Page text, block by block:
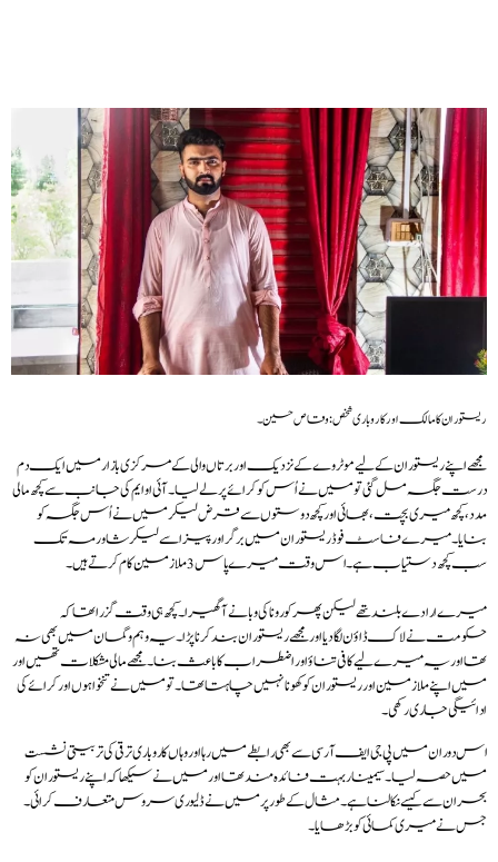
ریستوران کا مالک اور کاروباری شخص: وقاص حسین۔
مجھے اپنے ریستوران کے لیے موٹروے کے نزدیک اور برتاں والی کے مرکزی بازار میں ایک دم
درست جگہ مل گئی تو میں نے اُس کو کرائے پر لے لیا۔ آئی او ایم کی جانب سے کچھ مالی
مدد، کچھ میری بچت، بھائی اور کچھ دوستوں سے قرض لیکر میں نے اُس جگہ کو
بنایا۔ میرے فاسٹ فوڈ ریستوران میں برگر اور پیزا سے لیکر شاورمہ تک
سب کچھ دستیاب ہے۔ اس وقت میرے پاس 3 ملازمین کام کرتے ہیں۔
میرے ارادے بلند تھے لیکن پھر کورونا کی وبا نے آگھیرا۔ کچھ ہی وقت گزرا تھا کہ
حکومت نے لاک ڈاؤن لگادیا اور مجھے ریستوران بند کرنا پڑا۔ یہ وہم و گمان میں بھی نہ
تھا اوریہ میرے لیے کافی تناؤ اور اضطراب کا باعث بنا۔ مجھے مالی مشکلات تھیں اور
میں اپنے ملازمین اور ریستوران کو کھونا نہیں چاہتا تھا۔ تو میں نے تنخواہوں اور کرائے کی
ادائیگی جاری رکھی۔
اس دوران میں پی جی ایف آر سی سے بھی رابطے میں رہا اور وہاں کاروباری ترقی کی تربیتی نشست
میں حصہ لیا۔ سیمینار بہت فائدہ مند تھا اور میں نے سیکھا کہ اپنے ریستوران کو
بحران سے کیسے نکالنا ہے۔ مثال کے طور پر میں نے ڈلیوری سروس متعارف کرائی۔
جس نے میری کمائی کو بڑھایا۔